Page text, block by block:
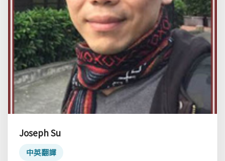
Joseph Su
中英翻譯